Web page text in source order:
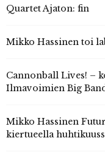
Quartet Ajaton: fin
Mikko Hassinen toi
Cannonball Lives! –
Ilmavoimien Big
Mikko Hassinen
kiertueella